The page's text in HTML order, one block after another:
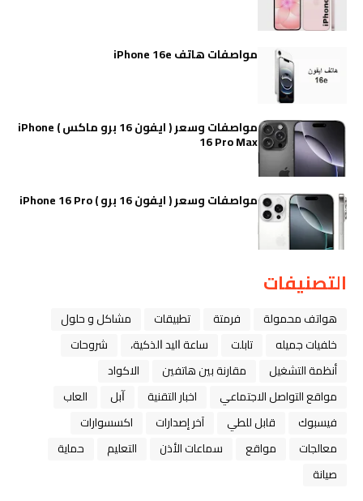
مواصفات هاتف iPhone 16e
مواصفات وسعر ( ايفون 16 برو ماكس ) iPhone
16 Pro Max
مواصفات وسعر ( ايفون 16 برو ) iPhone 16 Pro
التصنيفات
هواتف محمولة فرمتة تطبيقات
مشاكل و حلول
خلفيات جميله
تابلت ﺳﺎﻋﺔ ﺍﻟﻴﺪ ﺍﻟﺬﻛﻴﺔ،
شروحات
أنظمة التشغيل
مقارنة بين هاتفين
الاكواد
مواقع التواصل الاجتماعي
اخبار التقنية ﺁﺑﻞ
العاب
فيسبوك
قابل للطي آخر إصدارات
اكسسوارات
معالجات
مواقع سماعات الأذن التعليم
حماية
صيانة